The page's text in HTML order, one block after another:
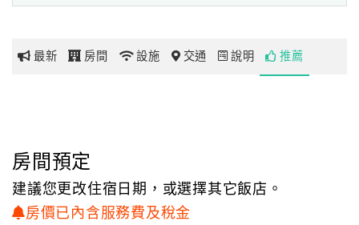
玩
地
圖
顧
最新 房間 設施 交通 說明 推薦
房間預定
建議您更改住宿日期，或選擇其它飯店。
房價已內含服務費及稅金